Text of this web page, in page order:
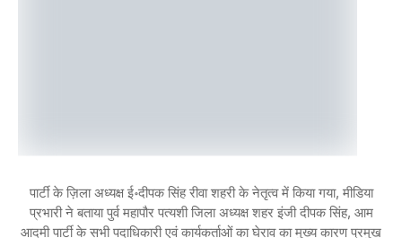
पार्टी के ज़िला अध्यक्ष ई॰दीपक सिंह रीवा शहरी के नेतृत्व में किया गया, मीडिया
प्रभारी ने बताया पुर्व महापौर पत्यशी जिला अध्यक्ष शहर इंजी दीपक सिंह, आम
आदमी पार्टी के सभी पदाधिकारी एवं कार्यकर्ताओं का घेराव का मुख्य कारण प्रमुख